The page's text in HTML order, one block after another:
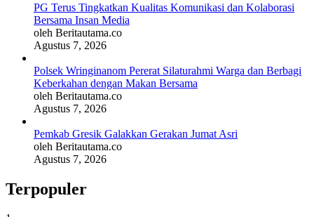
PG Terus Tingkatkan Kualitas Komunikasi dan Kolaborasi
Bersama Insan Media
oleh Beritautama.co
Agustus 7, 2026
Polsek Wringinanom Pererat Silaturahmi Warga dan Berbagi
Keberkahan dengan Makan Bersama
oleh Beritautama.co
Agustus 7, 2026
Pemkab Gresik Galakkan Gerakan Jumat Asri
oleh Beritautama.co
Agustus 7, 2026
Terpopuler